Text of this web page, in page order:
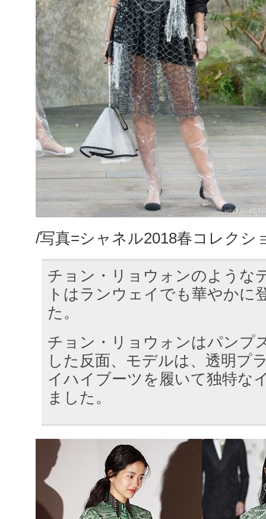
/写真=シャネル2018春コレクシ
チョン・リョウォンのような
トはランウェイでも華やかに
た。
チョン・リョウォンはパンプ
した反面、モデルは、透明プ
イハイブーツを履いて独特な
ました。